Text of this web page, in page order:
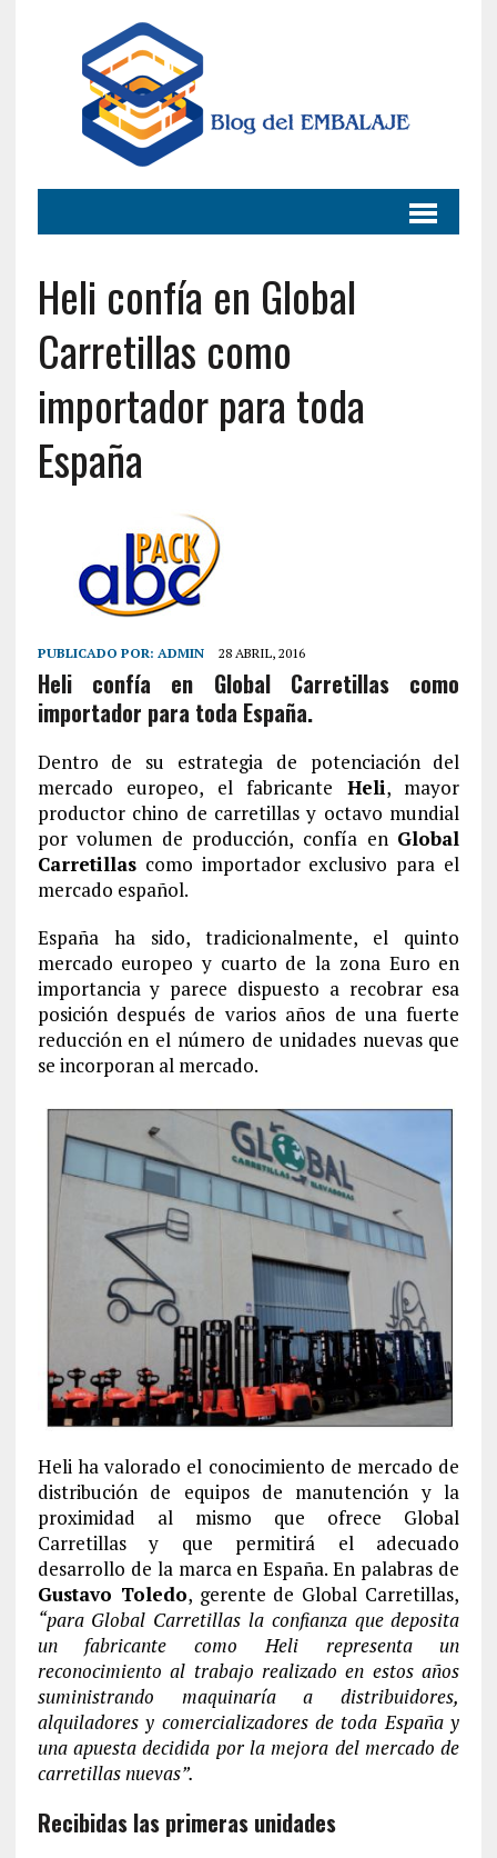
Heli confía en Global
Carretillas como
importador para toda
España
PUBLICADO POR: ADMIN 28 ABRIL, 2016
Heli confía en Global Carretillas como
importador para toda España.
Dentro de su estrategia de potenciación del
mercado europeo, el fabricante Heli, mayor
productor chino de carretillas y octavo mundial
por volumen de producción, confía en Global
Carretillascomo importador exclusivo para el
mercado español.
España ha sido, tradicionalmente, el quinto
mercado europeo y cuarto de la zona Euro en
importancia y parece dispuesto a recobrar esa
posición después de varios años de una fuerte
reducción en el número de unidades nuevas que
se incorporan al mercado.
Heli ha valorado el conocimiento de mercado de
distribución de equipos de manutención y la
proximidad al mismo que ofrece Global
Carretillas y que permitirá el adecuado
desarrollo de la marca en España. En palabras de
Gustavo Toledo, gerente de Global Carretillas,
“para Global Carretillas la confianza que deposita
un fabricante como Heli representa un
reconocimiento al trabajo realizado en estos años
suministrando maquinaría a distribuidores,
alquiladores y comercializadores de toda España y
una apuesta decidida por la mejora del mercado de
carretillas nuevas”.
Recibidas las primeras unidades